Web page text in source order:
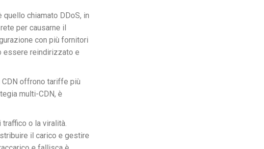
chiamato DDoS, in
per causarne il
con più fornitori
essere reindirizzato e
offrono tariffe più
multi-CDN, è
o la viralità.
il carico e gestire